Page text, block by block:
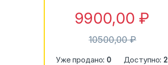
9900,00 ₽
10500,00₽
Уже продано:0 Доступно:2